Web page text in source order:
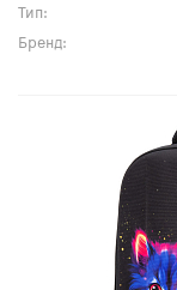
Тип:
Бренд: